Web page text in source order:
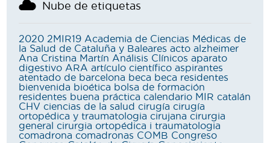
Nube de etiquetas
2020 2MIR19 Academia de Ciencias Médicas de
la Salud de Cataluña y Baleares acto alzheimer
Ana Cristina Martín Análisis Clínicos aparato
digestivo ARA artículo científico aspirantes
atentado de barcelona beca beca residentes
bienvenida bioética bolsa de formación
residentes buena práctica calendario MIR catalán
CHV ciencias de la salud cirugía cirugía
ortopédica y traumatologia cirujana cirurgia
general cirurgia ortopédica i traumatologia
comadrona comadronas COMB Congreso